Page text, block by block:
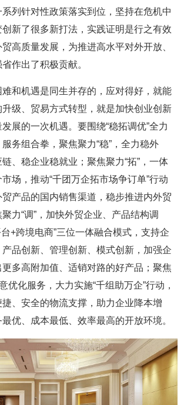
列针对性政策落实到位，坚持在危机中
新了很多新打法，实践证明是行之有效
高质量发展，为推进高水平对外开放、
作出了积极贡献。
和机遇是同生并存的，应对得好，就能
级、贸易方式转型，就是加快创业创新
展的一次机遇。要围绕“稳拓调优”全力
务组合拳，聚焦聚力“稳”，全力稳外
、稳企业稳就业；聚焦聚力“拓”，一体
场，推动“千团万企拓市场争订单”行动
产品的国内销售渠道，稳步推进内外贸
力“调”，加快外贸企业、产品结构调
+跨境电商”三位一体融合模式，支持企
品创新、管理创新、模式创新，加强企
多高附加值、适销对路的好产品；聚焦
优化服务，大力实施“千组助万企”行动，
、安全的物流支撑，助力企业降本增
优、成本最低、效率最高的开放环境。